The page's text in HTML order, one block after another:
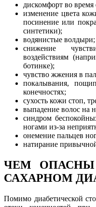
дискомфорт во время
изменение цвета
посинение или
синтетики);
водянистые волдыри;
снижение
воздействиям
ботинке);
чувство жжения в
покалывания,
конечностях;
сухость кожи стоп,
выпадение волос на
синдром
ногами из-за
онемение пальцев
натирание
ЧЕМ
САХАРНОМ
Помимо диабетической